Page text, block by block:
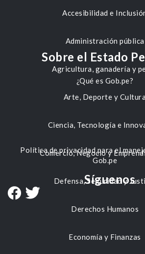
Accesibilidad e
Administración pública
Agricultura, ganadería y
Arte, Deporte y Cultura
Ciencia, Tecnología e
Comercio, Negocio y
Defensa, Seguridad y
Derechos Humanos
Economía y Finanzas
Sobre el Estado
¿Qué es Gob.pe?
Política de privacidad para el
Gob.pe
Síguenos